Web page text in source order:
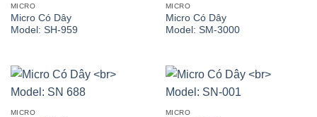
MICRO
Micro Có Dây
Model: SH-959
MICRO
Micro Có Dây
Model: SM-3000
MICRO MICRO